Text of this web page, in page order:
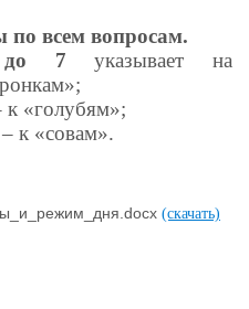
по всем вопросам.
7 указывает на
к «голубям»;
– к «совам».
(скачать)